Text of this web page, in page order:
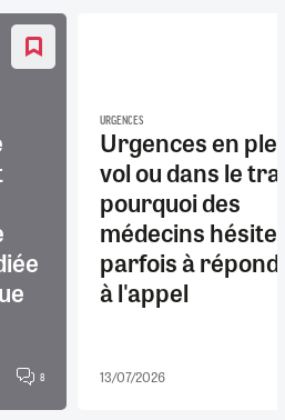
8
URGENCES
Urgences en
vol ou dans le
pourquoi des
médecins
parfois à
à l'appel
13/07/2026